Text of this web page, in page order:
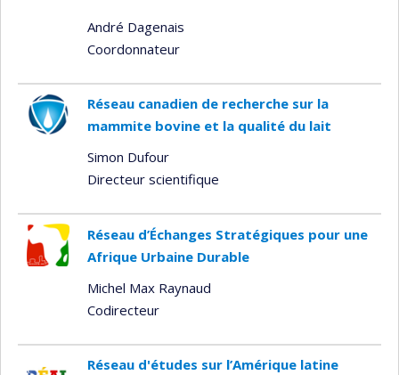
André Dagenais
Coordonnateur
Réseau canadien de recherche sur la
mammite bovine et la qualité du lait
Simon Dufour
Directeur scientifique
Réseau d’Échanges Stratégiques pour une
Afrique Urbaine Durable
Michel Max Raynaud
Codirecteur
Réseau d'études sur l’Amérique latine